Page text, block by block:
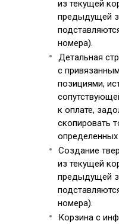
из текущей
предыдущей
номера).
Детальная
с
позициями,
к оплате,
скопировать
определенных
Создание
из текущей
предыдущей
номера).
Корзина с